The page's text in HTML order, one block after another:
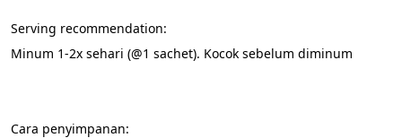
Serving recommendation:
Minum 1-2x sehari (@1 sachet). Kocok sebelum diminum
Cara penyimpanan: